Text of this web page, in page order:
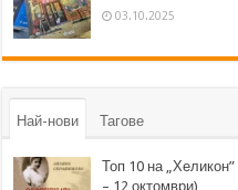
03.10.2025
Най-нови Тагове
Топ 10 на
– 12 октомври)